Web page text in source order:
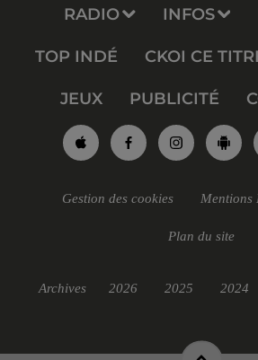
RADIO INFOS
TOP INDÉ CKOI CE
JEUX PUBLICITÉ
Gestion des cookies Mentions
Plan du site
Archives 2026 2025 2024